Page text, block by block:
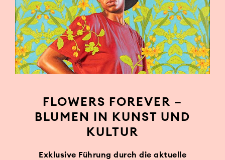
FLOWERS FOREVER –
BLUMEN IN KUNST UND
KULTUR
Exklusive Führung durch die aktuelle